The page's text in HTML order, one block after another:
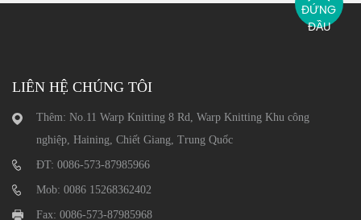
LIÊN HỆ CHÚNG TÔI
Thêm: No.11 Warp Knitting 8 Rd, Warp Knitting Khu công
nghiệp, Haining, Chiết Giang, Trung Quốc
ĐT: 0086-573-87985966
Mob: 0086 15268362402
Fax: 0086-573-87985968
ĐỨNG
ĐẦU